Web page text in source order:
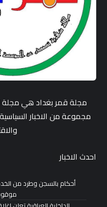
مجلة قمر بغداد هي
مجموعة من الاخبار
احدث الاخبار
أحكام بالسجن وطرد من